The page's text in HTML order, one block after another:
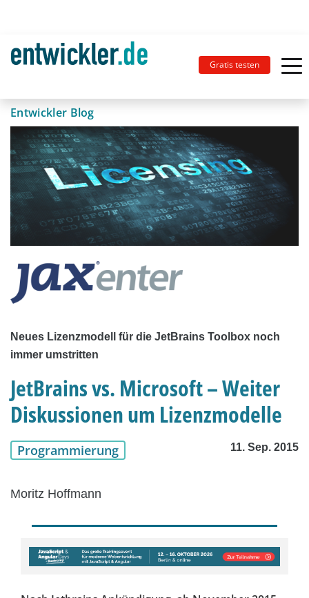
Gratis testen
Entwickler Blog
Neues Lizenzmodell für die JetBrains Toolbox noch
immer umstritten
JetBrains vs. Microsoft – Weiter
Diskussionen um Lizenzmodelle
Programmierung 11. Sep. 2015
Moritz Hoffmann